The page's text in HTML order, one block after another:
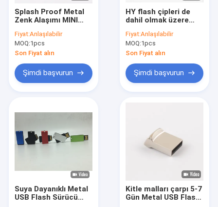
Splash Proof Metal
Zenk Alaşımı MINI
ROHS Sertifikalı İş
Uygulamaları için
Yüksek Kapasiteli
Dayanıklı USB
sürücüsü
Fiyat:Anlaşılabilir
MOQ:1pcs
Son Fiyat alın
Şimdi başvurun
HY flash çipleri de
dahil olmak üzere
metal USB flash
sürücüsü ile gümüş
hızlı ve güvenli veri
aktarımı ihtiyaçları
için uygun
Fiyat:Anlaşılabilir
MOQ:1pcs
Son Fiyat alın
Şimdi başvurun
Suya Dayanıklı Metal
USB Flash Sürücü
Kitle malları çarpı 5-7
Gün Metal USB Flash